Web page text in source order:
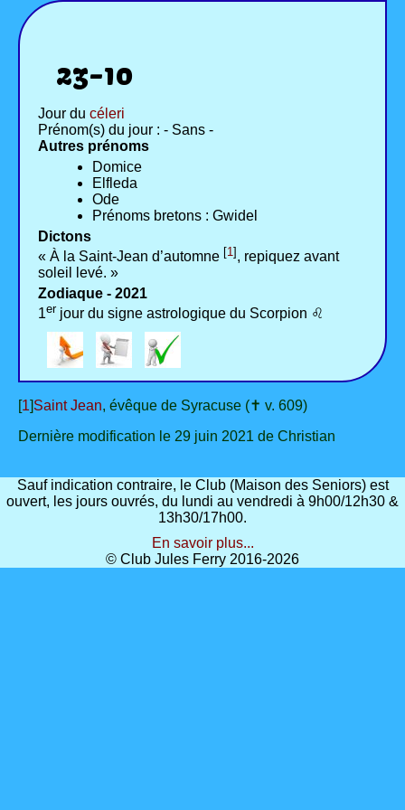
23-10
Jour du céleri
Prénom(s) du jour : - Sans -
Autres prénoms
Domice
Elfleda
Ode
Prénoms bretons : Gwidel
Dictons
« À la Saint-Jean d’automne [1] , repiquez avant
soleil levé. »
Zodiaque - 2021
1er jour du signe astrologique du Scorpion ♌
[1]Saint Jean, évêque de Syracuse (✝ v. 609)
Dernière modification le 29 juin 2021 de Christian
Sauf indication contraire, le Club (Maison des Seniors) est
ouvert, les jours ouvrés, du lundi au vendredi à 9h00/12h30 &
13h30/17h00.
En savoir plus...
© Club Jules Ferry 2016-2026